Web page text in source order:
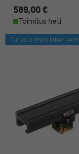
589,00 €
Toimitus heti
Tutustu myös tähän